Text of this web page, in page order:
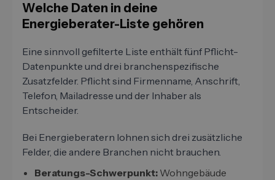
Welche Daten in deine
Energieberater-Liste gehören
Eine sinnvoll gefilterte Liste enthält fünf Pflicht-
Datenpunkte und drei branchenspezifische
Zusatzfelder. Pflicht sind Firmenname, Anschrift,
Telefon, Mailadresse und der Inhaber als
Entscheider.
Bei Energieberatern lohnen sich drei zusätzliche
Felder, die andere Branchen nicht brauchen.
Beratungs-Schwerpunkt: Wohngebäude